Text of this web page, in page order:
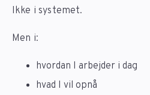
Ikke i systemet.
Men i:
hvordan I arbejder i dag
hvad I vil opnå